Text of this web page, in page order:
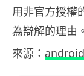
用非官方授權
為辯解的理由。
來源：